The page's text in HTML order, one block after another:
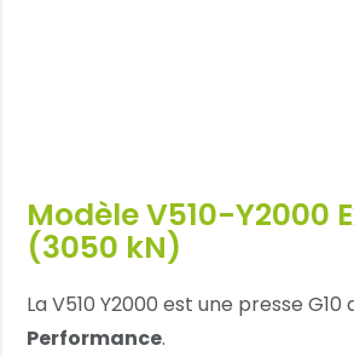
Modèle V510-Y2000
(3050 kN)
La V510 Y2000 est une presse G10
Performance.